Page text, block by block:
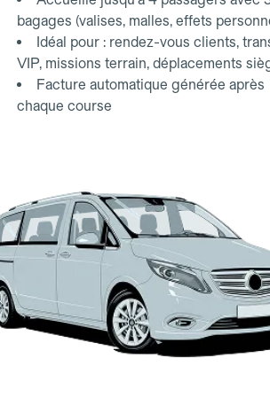
bagages (valises, malles, effets
Idéal pour : rendez-vous clients,
VIP, missions terrain, déplacements
Facture automatique générée après
chaque course